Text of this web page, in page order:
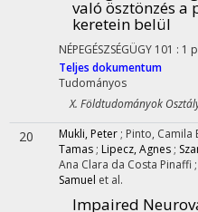
való ösztönzés a
keretein belül
NÉPEGÉSZSÉGÜGY 101 : 1
Teljes dokumentum
Tudományos
X. Földtudományok
20 Mukli, Peter ; Pinto, Camila
Tamas ; Lipecz, Agnes ;
Ana Clara da Costa Pinaffi ;
Samuel et al.
Impaired